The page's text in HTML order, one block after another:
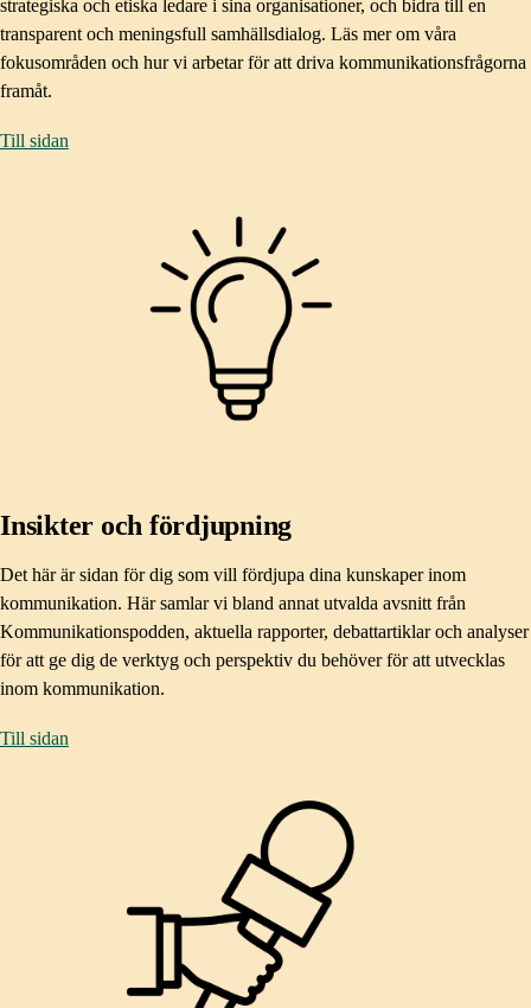
strategiska och etiska ledare i sina organisationer, och bidra till en
transparent och meningsfull samhällsdialog. Läs mer om våra
fokusområden och hur vi arbetar för att driva kommunikationsfrågorna
framåt.
Till sidan
Insikter och fördjupning
Det här är sidan för dig som vill fördjupa dina kunskaper inom
kommunikation. Här samlar vi bland annat utvalda avsnitt från
Kommunikationspodden, aktuella rapporter, debattartiklar och analyser
för att ge dig de verktyg och perspektiv du behöver för att utvecklas
inom kommunikation.
Till sidan